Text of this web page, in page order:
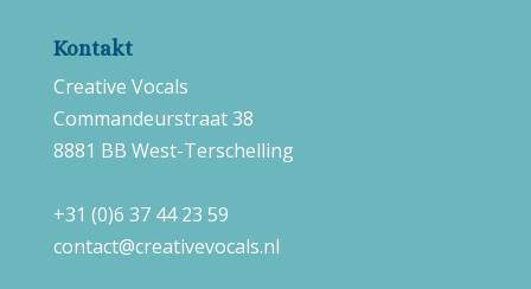
Kontakt
Creative Vocals
Commandeurstraat 38
8881 BB West-Terschelling
+31 (0)6 37 44 23 59
contact@creativevocals.nl